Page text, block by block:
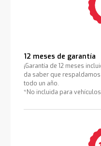
12 meses de garantía
¡Garantía de 12 meses
da saber que
todo un año.
*No incluida para